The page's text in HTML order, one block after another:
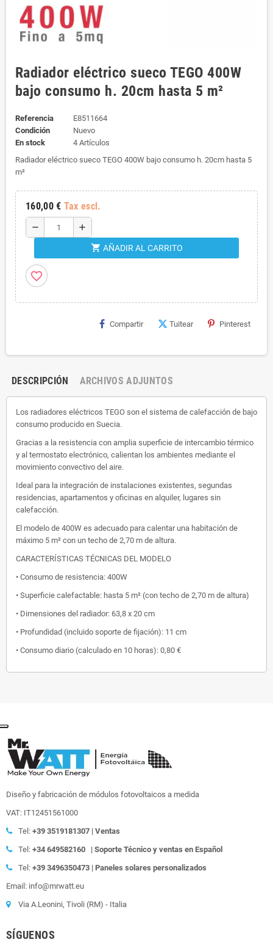
Radiador eléctrico sueco TEGO 400W
bajo consumo h. 20cm hasta 5 m²
Referencia
E8511664
Condición
Nuevo
En stock
4 Artículos
Radiador eléctrico sueco TEGO 400W bajo consumo h. 20cm hasta 5
m²
160,00 € Tax escl.
remove add
shopping_cart AÑADIR AL CARRITO
favorite_border
Compartir Tuitear Pinterest
DESCRIPCIÓN ARCHIVOS ADJUNTOS
Los radiadores eléctricos TEGO son el sistema de calefacción de bajo
consumo producido en Suecia.
Gracias a la resistencia con amplia superficie de intercambio térmico
y al termostato electrónico, calientan los ambientes mediante el
movimiento convectivo del aire.
Ideal para la integración de instalaciones existentes, segundas
residencias, apartamentos y oficinas en alquiler, lugares sin
calefacción.
El modelo de 400W es adecuado para calentar una habitación de
máximo 5 m² con un techo de 2,70 m de altura.
CARACTERÍSTICAS TÉCNICAS DEL MODELO
• Consumo de resistencia: 400W
• Superficie calefactable: hasta 5 m² (con techo de 2,70 m de altura)
• Dimensiones del radiador: 63,8 x 20 cm
• Profundidad (incluido soporte de fijación): 11 cm
• Consumo diario (calculado en 10 horas): 0,80 €
Diseño y fabricación de módulos fotovoltaicos a medida
VAT: IT12451561000
Tel: +39 3519181307 | Ventas
Tel: +34 649582160 | Soporte Técnico y ventas en Español
Tel: +39 3496350473 | Paneles solares personalizados
Email: info@mrwatt.eu
Via A.Leonini, Tivoli (RM) - Italia
SÍGUENOS